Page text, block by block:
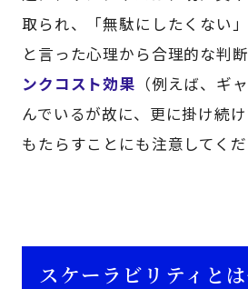
取られ、「無駄にしたくない
と言った心理から合理的な判
ンクコスト効果 （例えば、ギ
んでいるが故に、更に掛け続
もたらすことにも注意してくだ
スケーラビリティと